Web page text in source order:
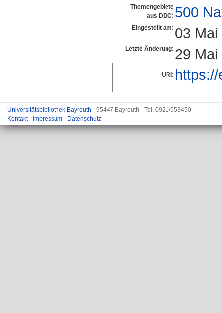
Themengebiete
aus DDC: 500
Eingestellt am: 03 Mai
Letzte Änderung: 29 Mai
URI:
Universitätsbibliothek Bayreuth - 95447 Bayreuth - Tel. 0921/553450
Kontakt- Impressum - Datenschutz